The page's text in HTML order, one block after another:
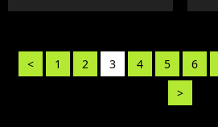
< 1 2 3 4 5 6
>